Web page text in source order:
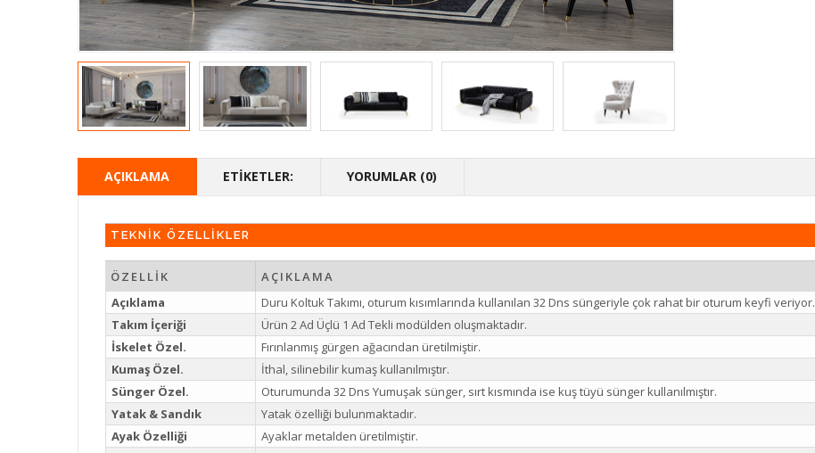
AÇIKLAMA ETIKETLER: YORUMLAR (0)
TEKNİK ÖZELLİKLER
ÖZELLİK
AÇIKLAMA
Açıklama
Duru Koltuk Takımı, oturum kısımlarında kullanılan 32 Dns süngeriyle çok rahat bir oturum keyfi veriyor.
Takım İçeriği
Ürün 2 Ad Üçlü 1 Ad Tekli modülden oluşmaktadır.
İskelet Özel.
Fırınlanmış gürgen ağacından üretilmiştir.
Kumaş Özel.
İthal, silinebilir kumaş kullanılmıştır.
Sünger Özel.
Oturumunda 32 Dns Yumuşak sünger, sırt kısmında ise kuş tüyü sünger kullanılmıştır.
Yatak & Sandık
Yatak özelliği bulunmaktadır.
Ayak Özelliği
Ayaklar metalden üretilmiştir.